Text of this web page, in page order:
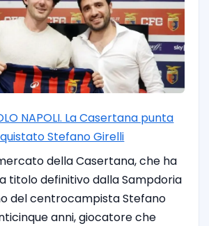
NAPOLI. La Casertana punta
Stefano Girelli
della Casertana, che ha
titolo definitivo dalla Sampdoria
del centrocampista Stefano
anni, giocatore che